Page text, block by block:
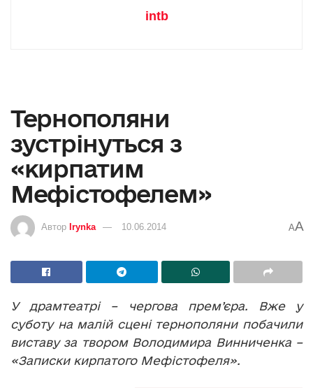
intb
Тернополяни
зустрінуться з
«кирпатим
Мефістофелем»
Автор Irynka 10.06.2014 AA
У драмтеатрі – чергова прем’єра. Вже у
суботу на малій сцені тернополяни побачили
виставу за твором Володимира Винниченка –
«Записки кирпатого Мефістофеля».